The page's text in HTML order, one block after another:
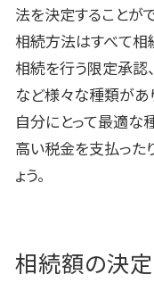
法を決定することが
相続方法はすべて相
相続を行う限定承認
など様々な種類があ
自分にとって最適な
高い税金を支払った
ょう。
相続額の決